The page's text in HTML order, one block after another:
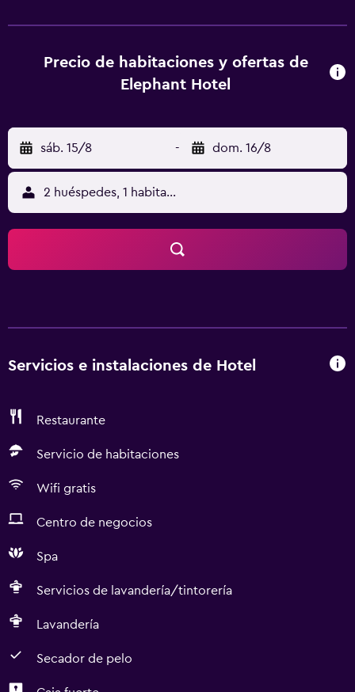
Bao'an se encuentra a 40 minutos del hotel. Asimismo,
está a un trayecto de veinte minutos en coche del río de
Precio de habitaciones y ofertas de
Elephant Hotel
sáb. 15/8 - dom. 16/8
2 huéspedes, 1 habitación
Servicios e instalaciones de Hotel
Restaurante
Servicio de habitaciones
Wifi gratis
Centro de negocios
Spa
Servicios de lavandería/tintorería
Lavandería
Secador de pelo